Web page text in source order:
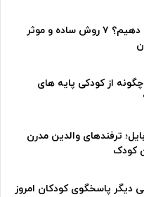
چطوری مسواک زدن را به کودک آموزش دهیم؟ ۷ روش ساده و موثر
از کودکی پایه های
ترفندهای والدین مدرن
کودک
دیگر پاسخگوی کودکان امروز